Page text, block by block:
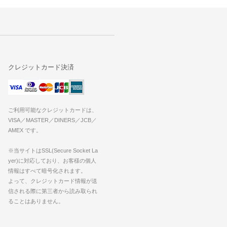
クレジットカード決済
ご利用可能なクレジットカードは、
VISA／MASTER／DINERS／JCB／
AMEX です。
※当サイトはSSL(Secure Socket La
yer)に対応しており、お客様の個人
情報はすべて暗号化されます。
よって、クレジットカード情報が送
信される際に第三者から読み取られ
ることはありません。